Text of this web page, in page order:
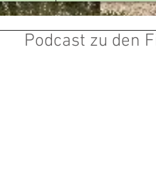
Podcast zu den